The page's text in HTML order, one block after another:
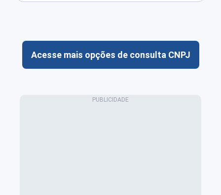
Acesse mais opções de consulta CNPJ